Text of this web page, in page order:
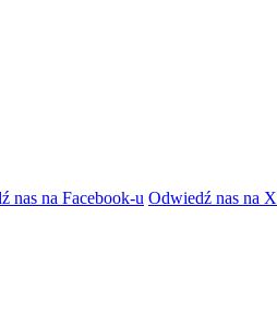
nas na Facebook-u Odwiedź nas na X